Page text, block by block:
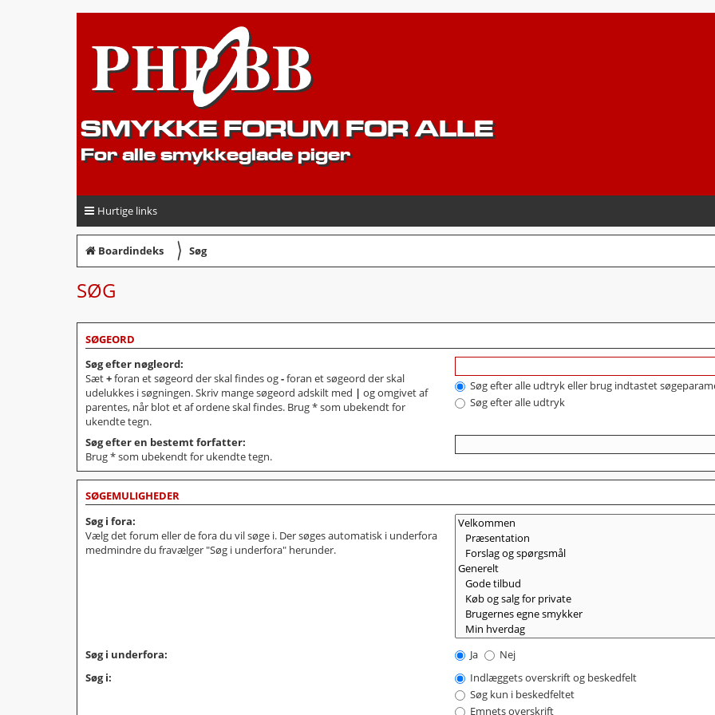
SMYKKE FORUM FOR ALLE
For alle smykkeglade piger
Hurtige links
Boardindeks 〉 Søg
SØG
SØGEORD
Søg efter nøgleord:
Sæt+foran et søgeord der skal findes og-foran et søgeord der skal
udelukkes i søgningen. Skriv mange søgeord adskilt med | og omgivet af
parentes, når blot et af ordene skal findes. Brug * som ubekendt for
ukendte tegn.
Søg efter alle udtryk eller brug indtastet
Søg efter alle udtryk
Søg efter en bestemt forfatter:
Brug * som ubekendt for ukendte tegn.
SØGEMULIGHEDER
Søg i fora:
Vælg det forum eller de fora du vil søge i. Der søges automatisk i underfora
medmindre du fravælger "Søg i underfora" herunder.
Søg i underfora: Ja
Nej
Søg i:
Indlæggets overskrift og beskedfelt
Søg kun i beskedfeltet
Emnets overskrift